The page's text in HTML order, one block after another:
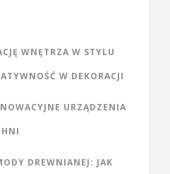
WNĘTRZA W STYLU
W DEKORACJI
URZĄDZENIA
DREWNIANEJ: JAK